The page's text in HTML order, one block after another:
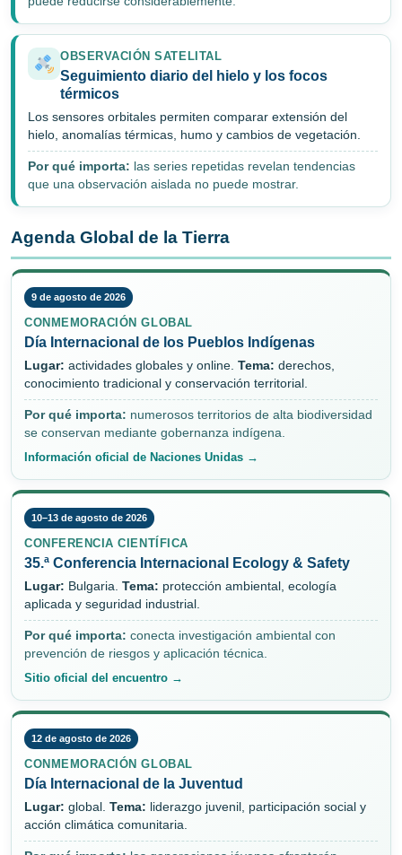
OBSERVACIÓN SATELITAL
Seguimiento diario del hielo y los focos
térmicos
Los sensores orbitales permiten comparar extensión del
hielo, anomalías térmicas, humo y cambios de vegetación.
Por qué importa: las series repetidas revelan tendencias
que una observación aislada no puede mostrar.
Agenda Global de la Tierra
9 de agosto de 2026
CONMEMORACIÓN GLOBAL
Día Internacional de los Pueblos Indígenas
Lugar: actividades globales y online. Tema: derechos,
conocimiento tradicional y conservación territorial.
Por qué importa: numerosos territorios de alta biodiversidad
se conservan mediante gobernanza indígena.
Información oficial de Naciones Unidas →
10–13 de agosto de 2026
CONFERENCIA CIENTÍFICA
35.ª Conferencia Internacional Ecology & Safety
Lugar: Bulgaria. Tema: protección ambiental, ecología
aplicada y seguridad industrial.
Por qué importa: conecta investigación ambiental con
prevención de riesgos y aplicación técnica.
Sitio oficial del encuentro →
12 de agosto de 2026
CONMEMORACIÓN GLOBAL
Día Internacional de la Juventud
Lugar: global. Tema: liderazgo juvenil, participación social y
acción climática comunitaria.